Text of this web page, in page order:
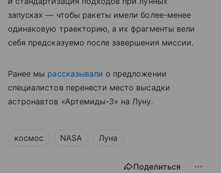
запусках — чтобы ракеты имели более-менее
одинаковую траекторию, а их фрагменты вели
себя предсказуемо после завершения миссии.
Ранее мы рассказывали о предложении
специалистов перенести место высадки
астронавтов «Артемиды-3» на Луну.
космос NASA Луна
Поделиться